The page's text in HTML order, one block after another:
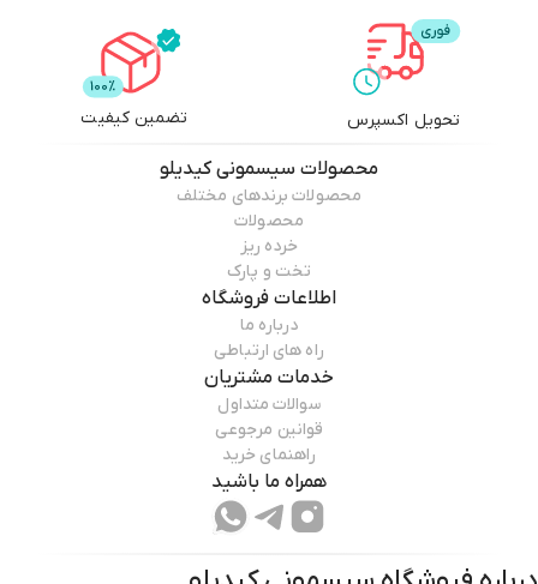
تحویل اکسپرس تضمین کیفیت
محصولات سیسمونی کیدیلو
محصولات برندهای مختلف
محصولات
خرده ریز
تخت و پارک
اطلاعات فروشگاه
درباره ما
راه های ارتباطی
خدمات مشتریان
سوالات متداول
قوانین مرجوعی
راهنمای خرید
همراه ما باشید